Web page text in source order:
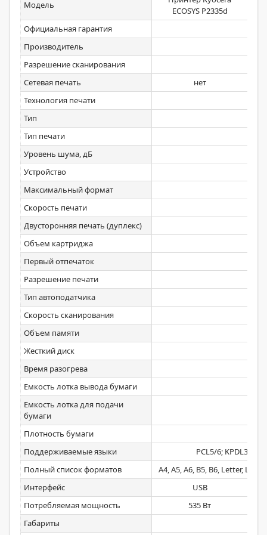
Модель
ECOSYS P2335d
Официальная гарантия
Производитель
Разрешение сканирования
Сетевая печать
нет
Технология печати
Тип
Тип печати
Уровень шума, дБ
Устройство
Максимальный формат
Скорость печати
Двусторонняя печать (дуплекс)
Объем картриджа
Первый отпечаток
Разрешение печати
Тип автоподатчика
Скорость сканирования
Объем памяти
Жесткий диск
Время разогрева
Емкость лотка вывода бумаги
Емкость лотка для подачи
бумаги
Плотность бумаги
Поддерживаемые языки
PCL5/6; KPDL3
Полный список форматов
A4, A5, A6, B5, B6, Letter,
Интерфейс
USB
Потребляемая мощность
535 Вт
Габариты